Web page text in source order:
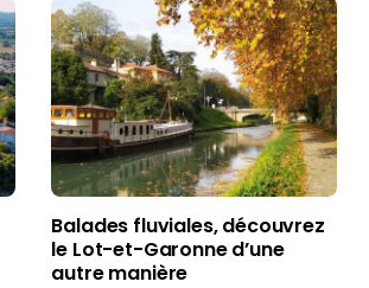
Balades fluviales, découvrez
le Lot-et-Garonne d’une
autre manière